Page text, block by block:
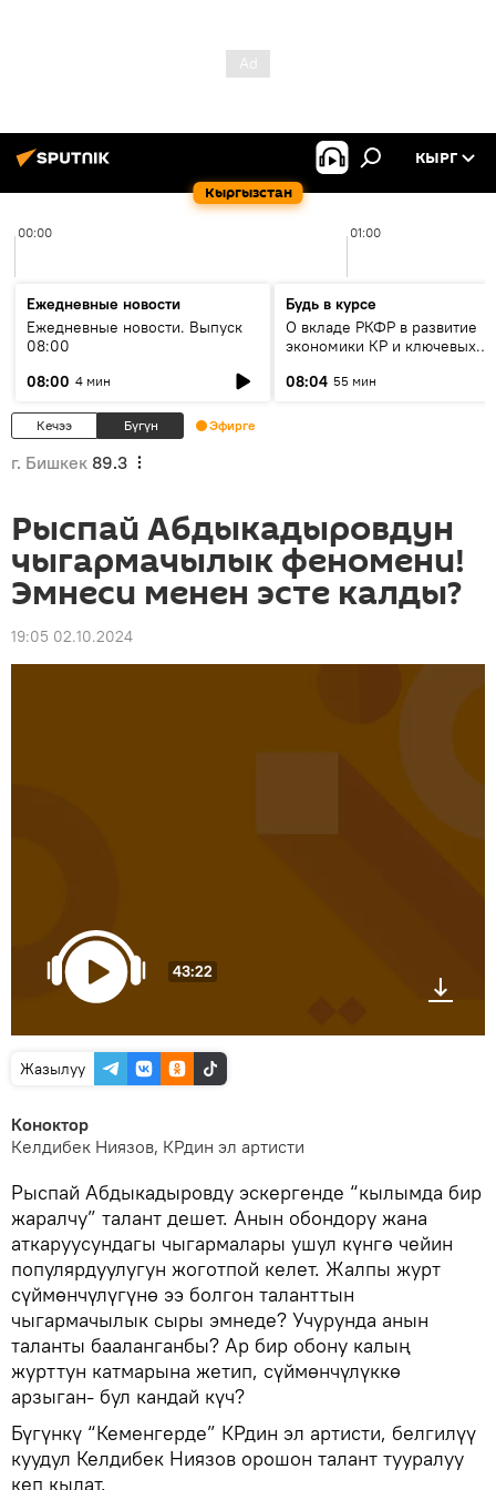
Кыргызстан
КЫРГ
00:00 01:00
Ежедневные новости
Ежедневные новости. Выпуск
08:00
08:00 4 мин
Будь в курсе
О вкладе РКФР в развитие
экономики КР и ключевых
08:04 55 мин
Кечээ Бүгүн Эфирге
г. Бишкек 89.3
Рыспай Абдыкадыровдун
чыгармачылык феномени!
Эмнеси менен эсте калды?
19:05 02.10.2024
43:22
Жазылуу
Коноктор
Келдибек Ниязов, КРдин эл артисти
Рыспай Абдыкадыровду эскергенде “кылымда бир
жаралчу” талант дешет. Анын обондору жана
аткаруусундагы чыгармалары ушул күнгө чейин
популярдуулугун жоготпой келет. Жалпы журт
сүймөнчүлүгүнө ээ болгон таланттын
чыгармачылык сыры эмнеде? Учурунда анын
таланты бааланганбы? Ар бир обону калың
журттун катмарына жетип, сүймөнчүлүккө
арзыган- бул кандай күч?
Бүгүнкү “Кеменгерде” КРдин эл артисти, белгилүү
куудул Келдибек Ниязов орошон талант тууралуу
кеп кылат.